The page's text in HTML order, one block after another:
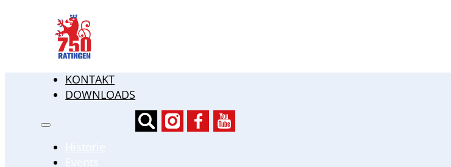
HISTORIE
EVENTS
PROJEKTE
GALERIEN
KONTAKT
DOWNLOADS